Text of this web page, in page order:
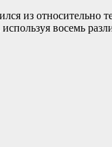
из относительно
восемь